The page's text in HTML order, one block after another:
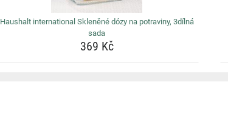
Haushalt international Skleněné dózy na potraviny, 3dílná
sada
369 Kč